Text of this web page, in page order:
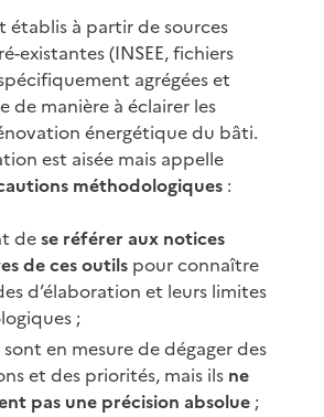
établis à partir de sources
existantes (INSEE, fichiers
agrégées et
de manière à éclairer les
énergétique du bâti.
est aisée mais appelle
méthodologiques :
dese référer aux notices
de ces outils pour connaître
d’élaboration et leurs limites
;
en mesure de dégager des
et des priorités, mais ils ne
pas une précision absolue ;